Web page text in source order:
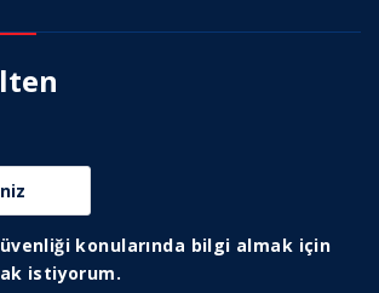
konularında bilgi almak için
istiyorum.